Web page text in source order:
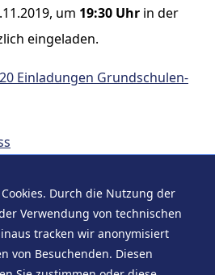
um 19:30 Uhr in der
eingeladen.​
Einladungen Grundschulen-
vom 15. September 2019, um 13:16 Uhr.
Durch die Nutzung der
Verwendung von technischen
tracken wir anonymisiert
von Besuchenden. Diesen